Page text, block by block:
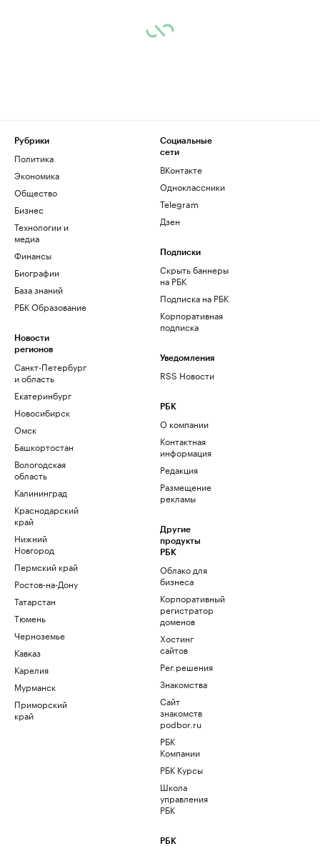
Рубрики
Политика
Экономика
Общество
Бизнес
Технологии и
медиа
Финансы
Биографии
База знаний
РБК Образование
Новости
регионов
Санкт-Петербург
и область
Екатеринбург
Новосибирск
Омск
Башкортостан
Вологодская
область
Калининград
Краснодарский
край
Нижний
Новгород
Пермский край
Ростов-на-Дону
Татарстан
Тюмень
Черноземье
Кавказ
Карелия
Мурманск
Приморский
край
Социальные
сети
ВКонтакте
Одноклассники
Telegram
Дзен
Подписки
Скрыть баннеры
на РБК
Подписка на РБК
Корпоративная
подписка
Уведомления
RSS Новости
РБК
О компании
Контактная
информация
Редакция
Размещение
рекламы
Другие
продукты
РБК
Облако для
бизнеса
Корпоративный
регистратор
доменов
Хостинг
сайтов
Рег.решения
Знакомства
Сайт
знакомств
podbor.ru
РБК
Компании
РБК Курсы
Школа
управления
РБК
РБК